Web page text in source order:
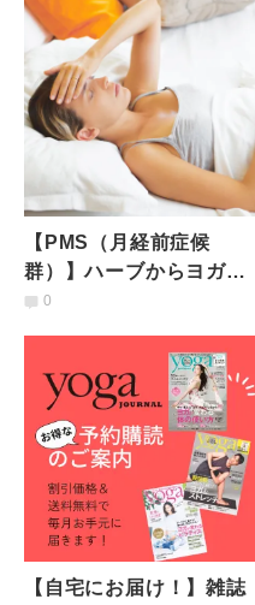
【PMS（月経前症候
群）】ハーブからヨガま
で生理前のイライラや不
0
【自宅にお届け！】雑誌